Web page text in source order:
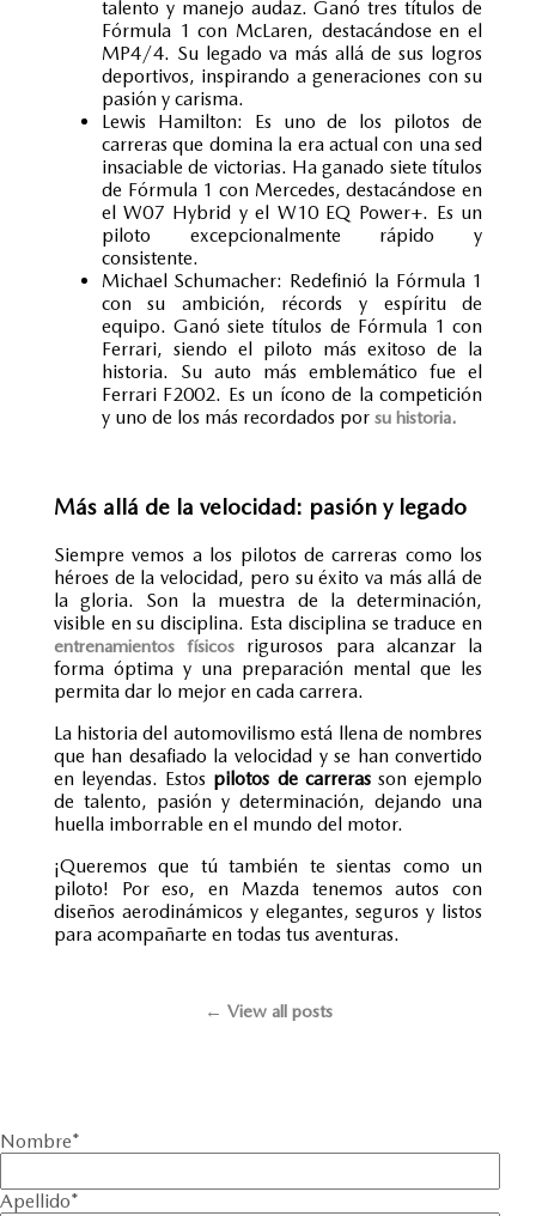
talento y manejo audaz. Ganó tres títulos de
Fórmula 1 con McLaren, destacándose en el
MP4/4. Su legado va más allá de sus logros
deportivos, inspirando a generaciones con su
pasión y carisma.
Lewis Hamilton: Es uno de los pilotos de
carreras que domina la era actual con una sed
insaciable de victorias. Ha ganado siete títulos
de Fórmula 1 con Mercedes, destacándose en
el W07 Hybrid y el W10 EQ Power+. Es un
piloto excepcionalmente rápido y
consistente.
Michael Schumacher: Redefinió la Fórmula 1
con su ambición, récords y espíritu de
equipo. Ganó siete títulos de Fórmula 1 con
Ferrari, siendo el piloto más exitoso de la
historia. Su auto más emblemático fue el
Ferrari F2002. Es un ícono de la competición
y uno de los más recordados por su historia.
Más allá de la velocidad: pasión y legado
Siempre vemos a los pilotos de carreras como los
héroes de la velocidad, pero su éxito va más allá de
la gloria. Son la muestra de la determinación,
visible en su disciplina. Esta disciplina se traduce en
entrenamientos físicos rigurosos para alcanzar la
forma óptima y una preparación mental que les
permita dar lo mejor en cada carrera.
La historia del automovilismo está llena de nombres
que han desafiado la velocidad y se han convertido
en leyendas. Estos pilotos de carrerasson ejemplo
de talento, pasión y determinación, dejando una
huella imborrable en el mundo del motor.
¡Queremos que tú también te sientas como un
piloto! Por eso, en Mazda tenemos autos con
diseños aerodinámicos y elegantes, seguros y listos
para acompañarte en todas tus aventuras.
← View all posts
Nombre*
Apellido*